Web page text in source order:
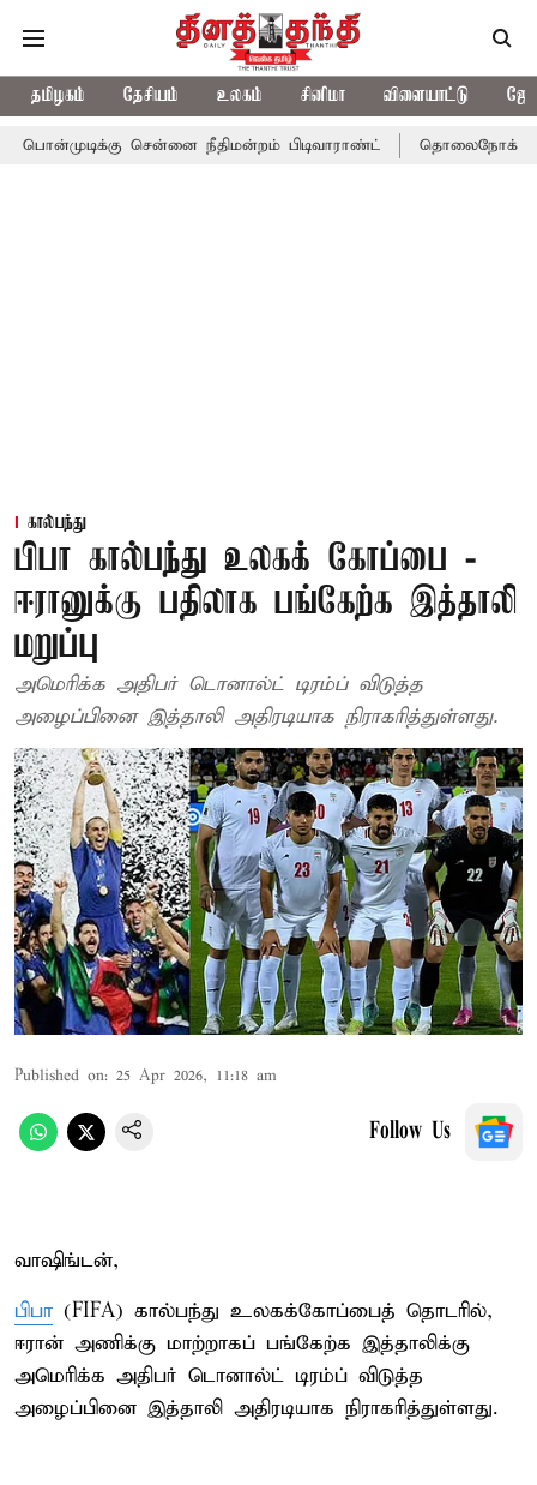
தமிழகம் தேசியம் உலகம் சினிமா விளையாட்டு
சென்னை நீதிமன்றம் பிடிவாராண்ட் தொலைநோக்கு பார்வையுடன்
கால்பந்து
பிபா கால்பந்து உலகக் கோப்பை -
ஈரானுக்கு பதிலாக பங்கேற்க இத்தாலி
மறுப்பு
அமெரிக்க அதிபர் டொனால்ட் டிரம்ப் விடுத்த
அழைப்பினை இத்தாலி அதிரடியாக நிராகரித்துள்ளது.
Published on: 25 Apr 2026, 11:18 am
Follow Us
வாஷிங்டன்,
பிபா (FIFA) கால்பந்து உலகக்கோப்பைத் தொடரில்,
ஈரான் அணிக்கு மாற்றாகப் பங்கேற்க இத்தாலிக்கு
அமெரிக்க அதிபர் டொனால்ட் டிரம்ப் விடுத்த
அழைப்பினை இத்தாலி அதிரடியாக நிராகரித்துள்ளது.